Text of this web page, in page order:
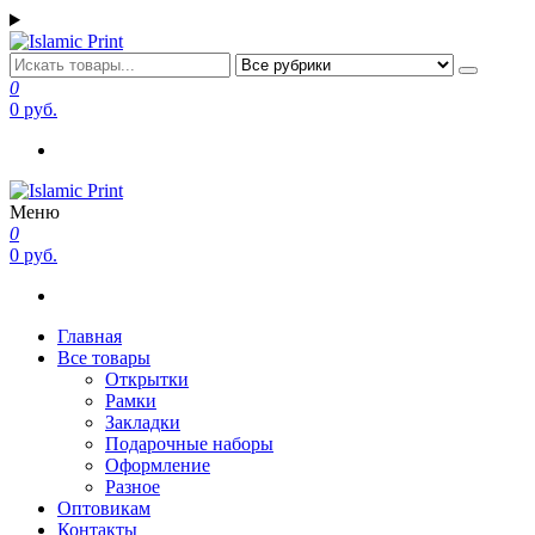
Перейти
к
содержимому
Islamic Print
Открытки, закладки рамки с напоминаниями и пожеланиями
0
0 руб.
Islamic Print
Открытки, закладки рамки с напоминаниями и пожеланиями
Меню
0
0 руб.
Главная
Все товары
Открытки
Рамки
Закладки
Подарочные наборы
Оформление
Разное
Оптовикам
Контакты